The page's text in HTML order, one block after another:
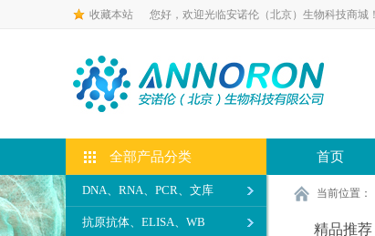
收藏本站 您好，欢迎光临安诺伦（北京）生物科技商城！
全部产品分类
DNA、RNA、PCR、文库
抗原抗体、ELISA、WB
首页
当前位置：
精品推荐